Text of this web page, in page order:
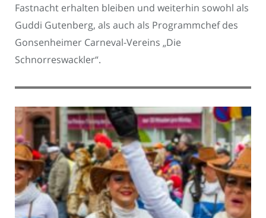
Fastnacht erhalten bleiben und weiterhin sowohl als
Guddi Gutenberg, als auch als Programmchef des
Gonsenheimer Carneval-Vereins „Die
Schnorreswackler“.